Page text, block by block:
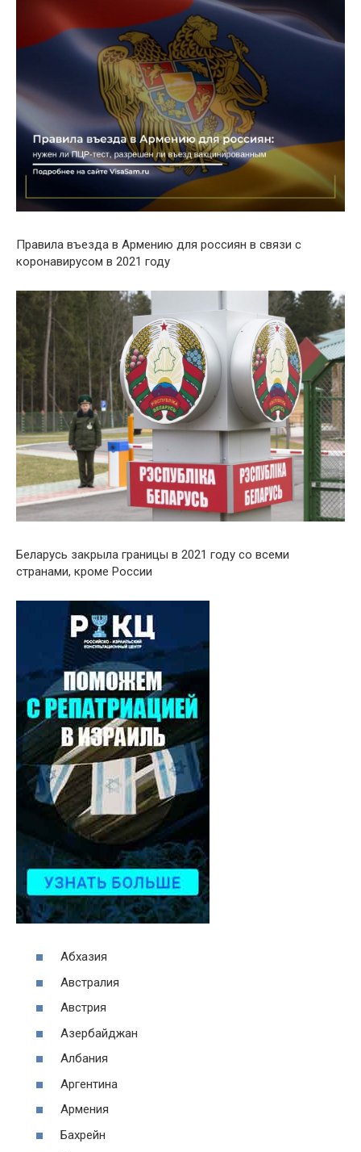
Правила въезда в Армению для россиян в связи с
коронавирусом в 2021 году
Беларусь закрыла границы в 2021 году со всеми
странами, кроме России
Абхазия
Австралия
Австрия
Азербайджан
Албания
Аргентина
Армения
Бахрейн